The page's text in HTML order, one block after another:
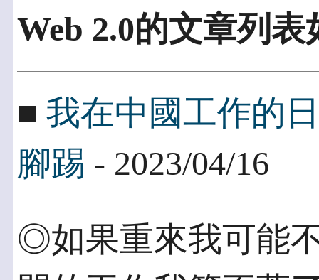
Web 2.0的文章列表
■ 我在中國工作的
腳踢 - 2023/04/16
◎如果重來我可能